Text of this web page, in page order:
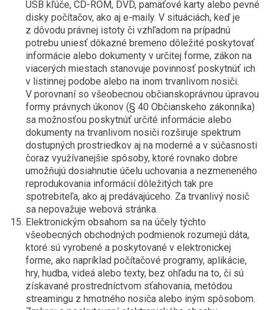
USB kľúče, CD-ROM, DVD, pamäťové karty alebo pevné
disky počítačov, ako aj e-maily. V situáciách, keď je
z dôvodu právnej istoty či vzhľadom na prípadnú
potrebu uniesť dôkazné bremeno dôležité poskytovať
informácie alebo dokumenty v určitej forme, zákon na
viacerých miestach stanovuje povinnosť poskytnúť ich
v listinnej podobe alebo na inom trvanlivom nosiči.
V porovnaní so všeobecnou občianskoprávnou úpravou
formy právnych úkonov (§ 40 Občianskeho zákonníka)
sa možnosťou poskytnúť určité informácie alebo
dokumenty na trvanlivom nosiči rozširuje spektrum
dostupných prostriedkov aj na moderné a v súčasnosti
čoraz využívanejšie spôsoby, ktoré rovnako dobre
umožňujú dosiahnutie účelu uchovania a nezmeneného
reprodukovania informácií dôležitých tak pre
spotrebiteľa, ako aj predávajúceho. Za trvanlivý nosič
sa nepovažuje webová stránka.
Elektronickým obsahom sa na účely týchto
všeobecných obchodných podmienok rozumejú dáta,
ktoré sú vyrobené a poskytované v elektronickej
forme, ako napríklad počítačové programy, aplikácie,
hry, hudba, videá alebo texty, bez ohľadu na to, či sú
získavané prostredníctvom sťahovania, metódou
streamingu z hmotného nosiča alebo iným spôsobom.